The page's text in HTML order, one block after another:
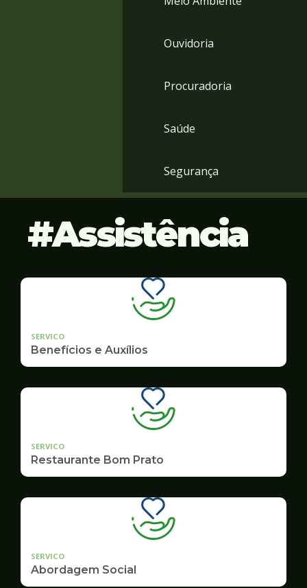
Ouvidoria
Procuradoria
Saúde
Segurança
Assistência
SERVICO
Benefícios e Auxílios
SERVICO
Restaurante Bom Prato
SERVICO
Abordagem Social